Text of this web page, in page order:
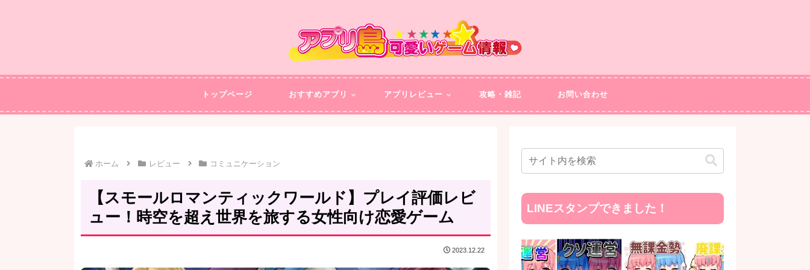
トップページ おすすめアプリ アプリレビュー 攻略・雑記 お問い合わせ
ホーム レビュー コミュニケーション
【スモールロマンティックワールド】プレイ評価レビ
ュー！時空を超え世界を旅する女性向け恋愛ゲーム
2023.12.22
LINEスタンプできました！